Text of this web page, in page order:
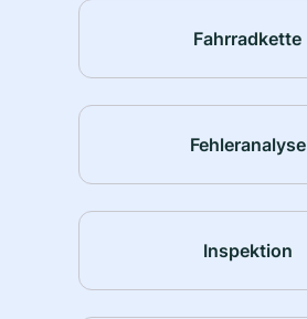
Fahrradkette
Fehleranalyse
Inspektion